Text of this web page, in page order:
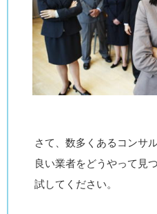
さて、数多くあるコンサ
良い業者をどうやって見
試してください。